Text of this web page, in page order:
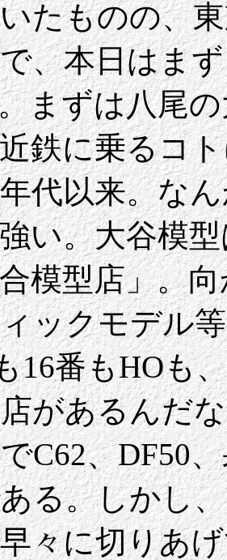
たものの、
、本日はま
まずは八尾
鉄に乗るコ
代以来。な
い。大谷模
模型店」。
ックモデル
16番もHOも
があるんだ
C62、DF50
る。しかし
々に切りあ